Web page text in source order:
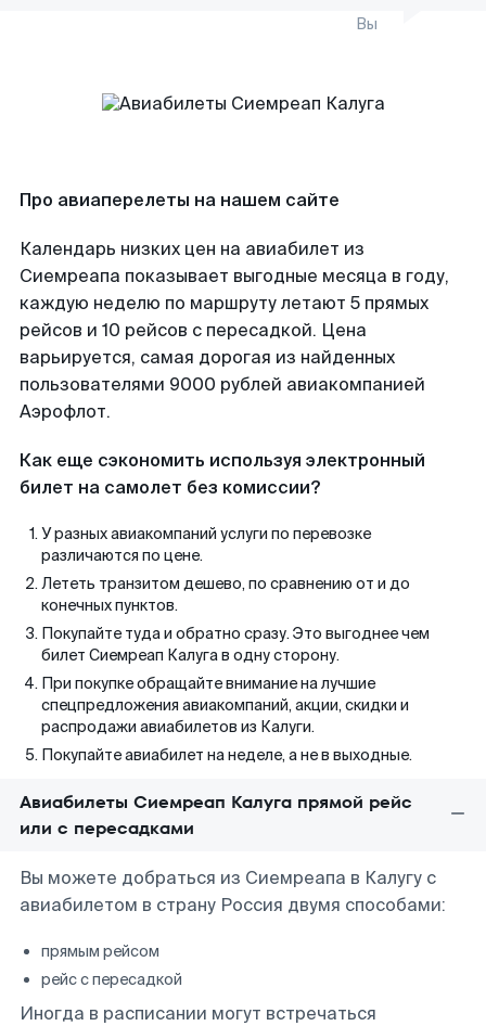
Вы
Про авиаперелеты на нашем сайте
Календарь низких цен на авиабилет из
Сиемреапа показывает выгодные месяца в году,
каждую неделю по маршруту летают 5 прямых
рейсов и 10 рейсов с пересадкой. Цена
варьируется, самая дорогая из найденных
пользователями 9000 рублей авиакомпанией
Аэрофлот.
Как еще сэкономить используя электронный
билет на самолет без комиссии?
У разных авиакомпаний услуги по перевозке
различаются по цене.
Лететь транзитом дешево, по сравнению от и до
конечных пунктов.
Покупайте туда и обратно сразу. Это выгоднее чем
билет Сиемреап Калуга в одну сторону.
При покупке обращайте внимание на лучшие
спецпредложения авиакомпаний, акции, скидки и
распродажи авиабилетов из Калуги.
Покупайте авиабилет на неделе, а не в выходные.
Авиабилеты Сиемреап Калуга прямой рейс
или с пересадками
Вы можете добраться из Сиемреапа в Калугу с
авиабилетом в страну Россия двумя способами:
прямым рейсом
рейс с пересадкой
Иногда в расписании могут встречаться